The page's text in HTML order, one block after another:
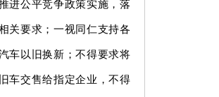
公平竞争政策实施，落
关要求；一视同仁支持各
车以旧换新；不得要求将
车交售给指定企业，不得